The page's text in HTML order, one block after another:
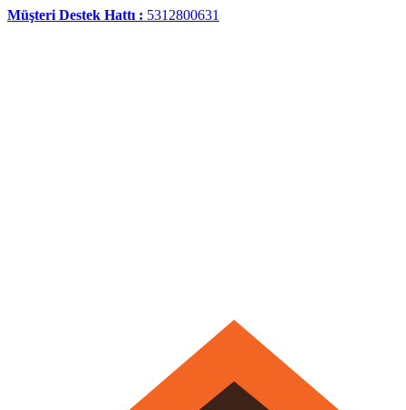
Müşteri Destek Hattı : 5312800631